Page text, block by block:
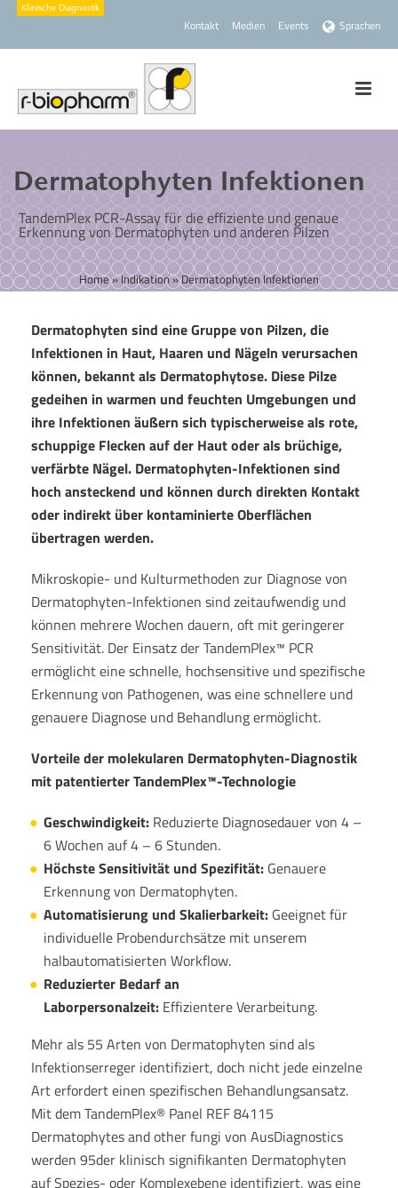
Kontakt Medien Events Sprachen
Dermatophyten Infektionen
TandemPlex PCR-Assay für die effiziente und genaue
Erkennung von Dermatophyten und anderen Pilzen
Home»Indikation»Dermatophyten Infektionen
Dermatophyten sind eine Gruppe von Pilzen, die
Infektionen in Haut, Haaren und Nägeln verursachen
können, bekannt als Dermatophytose. Diese Pilze
gedeihen in warmen und feuchten Umgebungen und
ihre Infektionen äußern sich typischerweise als rote,
schuppige Flecken auf der Haut oder als brüchige,
verfärbte Nägel. Dermatophyten-Infektionen sind
hoch ansteckend und können durch direkten Kontakt
oder indirekt über kontaminierte Oberflächen
übertragen werden.
Mikroskopie- und Kulturmethoden zur Diagnose von
Dermatophyten-Infektionen sind zeitaufwendig und
können mehrere Wochen dauern, oft mit geringerer
Sensitivität. Der Einsatz der TandemPlex™ PCR
ermöglicht eine schnelle, hochsensitive und spezifische
Erkennung von Pathogenen, was eine schnellere und
genauere Diagnose und Behandlung ermöglicht.
Vorteile der molekularen Dermatophyten-Diagnostik
mit patentierter TandemPlex™-Technologie
Geschwindigkeit:Reduzierte Diagnosedauer von 4 –
6 Wochen auf 4 – 6 Stunden.
Höchste Sensitivität und Spezifität:Genauere
Erkennung von Dermatophyten.
Automatisierung und Skalierbarkeit:Geeignet für
individuelle Probendurchsätze mit unserem
halbautomatisierten Workflow.
Reduzierter Bedarf an
Laborpersonalzeit:Effizientere Verarbeitung.
Mehr als 55 Arten von Dermatophyten sind als
Infektionserreger identifiziert, doch nicht jede einzelne
Art erfordert einen spezifischen Behandlungsansatz.
Mit dem TandemPlex® Panel REF 84115
Dermatophytes and other fungi von AusDiagnostics
werden 95der klinisch signifikanten Dermatophyten
auf Spezies- oder Komplexebene identifiziert, was eine